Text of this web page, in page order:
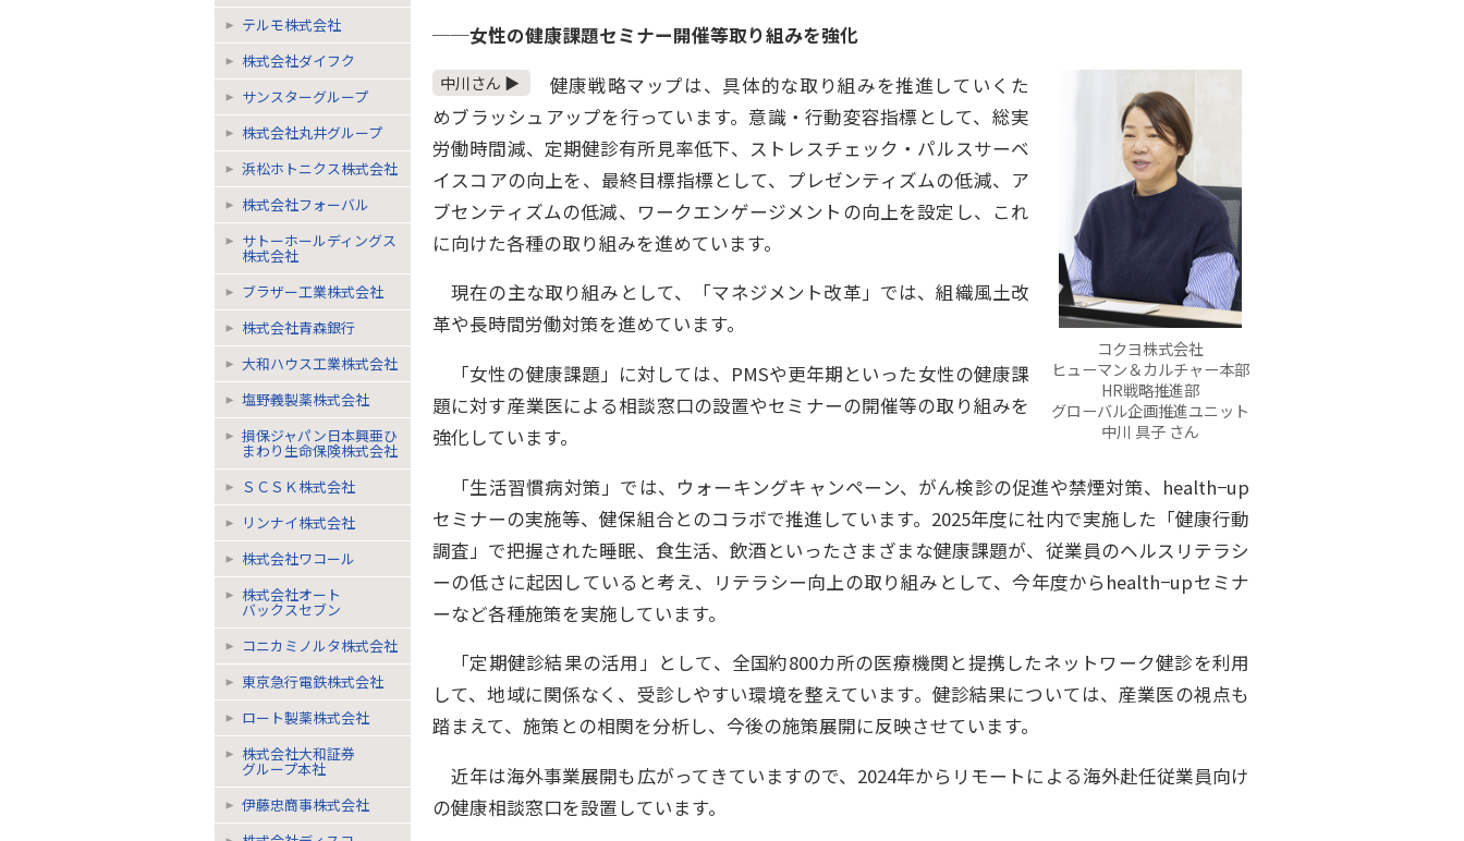
──女性の健康課題セミナー開催等取り組みを強化
コクヨ株式会社
ヒューマン＆カルチャー本部
HR戦略推進部
グローバル企画推進ユニット
中川 具子 さん
中川さん ▶
健康戦略マップは、具体的な取り組みを推進していくた
めブラッシュアップを行っています。意識・行動変容指標として、総実
労働時間減、定期健診有所見率低下、ストレスチェック・パルスサーベ
イスコアの向上を、最終目標指標として、プレゼンティズムの低減、ア
ブセンティズムの低減、ワークエンゲージメントの向上を設定し、これ
に向けた各種の取り組みを進めています。
現在の主な取り組みとして、「マネジメント改革」では、組織風土改
革や長時間労働対策を進めています。
「女性の健康課題」に対しては、PMSや更年期といった女性の健康課
題に対す産業医による相談窓口の設置やセミナーの開催等の取り組みを
強化しています。
「生活習慣病対策」では、ウォーキングキャンペーン、がん検診の促進や禁煙対策、health−up
セミナーの実施等、健保組合とのコラボで推進しています。2025年度に社内で実施した「健康行動
調査」で把握された睡眠、食生活、飲酒といったさまざまな健康課題が、従業員のヘルスリテラシ
ーの低さに起因していると考え、リテラシー向上の取り組みとして、今年度からhealth−upセミナ
ーなど各種施策を実施しています。
「定期健診結果の活用」として、全国約800カ所の医療機関と提携したネットワーク健診を利用
して、地域に関係なく、受診しやすい環境を整えています。健診結果については、産業医の視点も
踏まえて、施策との相関を分析し、今後の施策展開に反映させています。
近年は海外事業展開も広がってきていますので、2024年からリモートによる海外赴任従業員向け
の健康相談窓口を設置しています。
テルモ株式会社
株式会社ダイフク
サンスターグループ
株式会社丸井グループ
浜松ホトニクス株式会社
株式会社フォーバル
サトーホールディングス
株式会社
ブラザー工業株式会社
株式会社青森銀行
大和ハウス工業株式会社
塩野義製薬株式会社
損保ジャパン日本興亜ひ
まわり生命保険株式会社
ＳＣＳＫ株式会社
リンナイ株式会社
株式会社ワコール
株式会社オート
バックスセブン
コニカミノルタ株式会社
東京急行電鉄株式会社
ロート製薬株式会社
株式会社大和証券
グループ本社
伊藤忠商事株式会社